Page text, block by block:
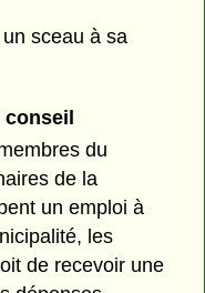
sceau à sa
conseil
du
de la
un emploi à
les
de recevoir une